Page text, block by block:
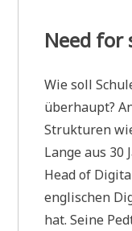
Need for
Wie soll
überhaupt?
Strukturen
Lange aus 30
Head of
englischen
hat. Seine